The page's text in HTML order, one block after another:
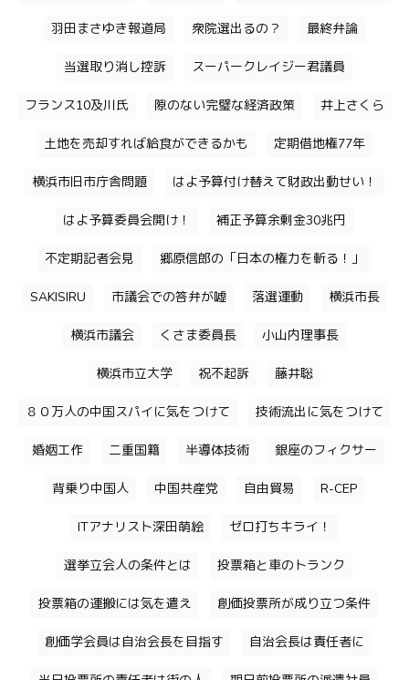
羽田まさゆき報道局 衆院選出るの？ 最終弁論
当選取り消し控訴 スーパークレイジー君議員
フランス10及川氏 隙のない完璧な経済政策 井上さくら
土地を売却すれば給食ができるかも 定期借地権77年
横浜市旧市庁舎問題 はよ予算付け替えて財政出動せい！
はよ予算委員会開け！ 補正予算余剰金30兆円
不定期記者会見 郷原信郎の「日本の権力を斬る！」
SAKISIRU 市議会での答弁が嘘 落選運動 横浜市長
横浜市議会 くさま委員長 小山内理事長
横浜市立大学 祝不起訴 藤井聡
８０万人の中国スパイに気をつけて 技術流出に気をつけて
婚姻工作 二重国籍 半導体技術 銀座のフィクサー
背乗り中国人 中国共産党 自由貿易 R-CEP
ITアナリスト深田萌絵 ゼロ打ちキライ！
選挙立会人の条件とは 投票箱と車のトランク
投票箱の運搬には気を遣え 創価投票所が成り立つ条件
創価学会員は自治会長を目指す 自治会長は責任者に